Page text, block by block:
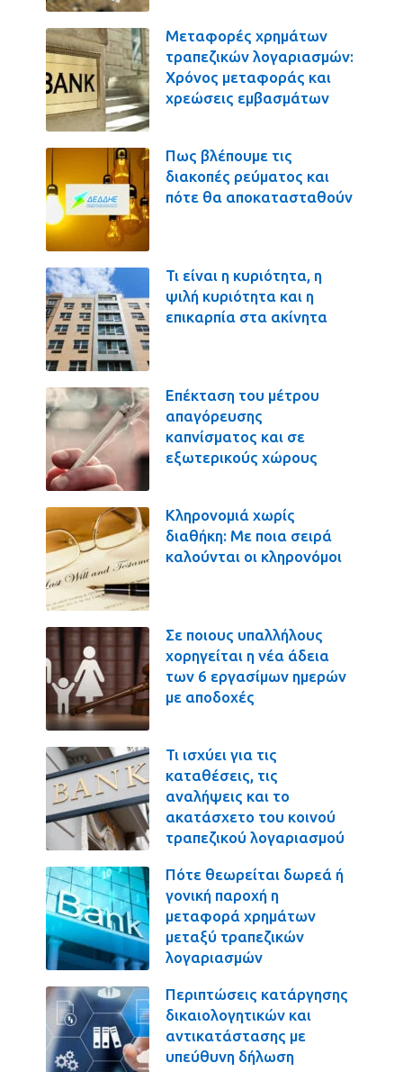
Μεταφορές χρημάτων
τραπεζικών λογαριασμών:
Χρόνος μεταφοράς και
χρεώσεις εμβασμάτων
Πως βλέπουμε τις
διακοπές ρεύματος και
πότε θα αποκατασταθούν
Τι είναι η κυριότητα, η
ψιλή κυριότητα και η
επικαρπία στα ακίνητα
Επέκταση του μέτρου
απαγόρευσης
καπνίσματος και σε
εξωτερικούς χώρους
Κληρονομιά χωρίς
διαθήκη: Με ποια σειρά
καλούνται οι κληρονόμοι
Σε ποιους υπαλλήλους
χορηγείται η νέα άδεια
των 6 εργασίμων ημερών
με αποδοχές
Τι ισχύει για τις
καταθέσεις, τις
αναλήψεις και το
ακατάσχετο του κοινού
τραπεζικού λογαριασμού
Πότε θεωρείται δωρεά ή
γονική παροχή η
μεταφορά χρημάτων
μεταξύ τραπεζικών
λογαριασμών
Περιπτώσεις κατάργησης
δικαιολογητικών και
αντικατάστασης με
υπεύθυνη δήλωση